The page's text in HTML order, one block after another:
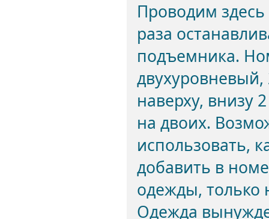
Проводим
раза
подъемника.
наверху, внизу
на двоих.
использовать,
добавить в
одежды, только
Одежда